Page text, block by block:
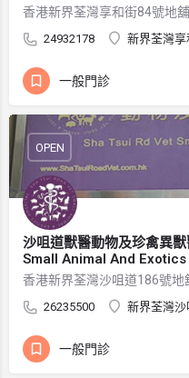
香港新界荃灣享和街84號地舖
24932178 新界荃灣
一般門診
沙咀道獸醫動物及珍禽異
Small Animal And
香港新界荃灣沙咀道186號地
26235500 新界荃灣
OPEN
一般門診